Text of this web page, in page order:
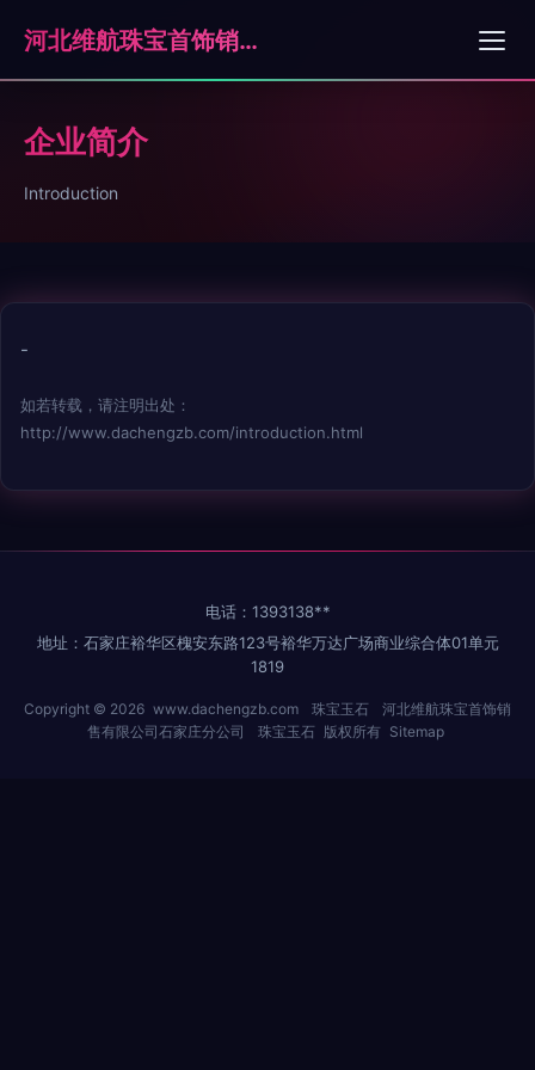
河北维航珠宝首饰销售有限公司石家庄分公司
企业简介
Introduction
-
如若转载，请注明出处：
http://www.dachengzb.com/introduction.html
电话：1393138**
地址：石家庄裕华区槐安东路123号裕华万达广场商业综合体01单元
1819
Copyright © 2026 www.dachengzb.com 珠宝玉石
河北维航珠宝首饰销
售有限公司石家庄分公司
珠宝玉石 版权所有 Sitemap